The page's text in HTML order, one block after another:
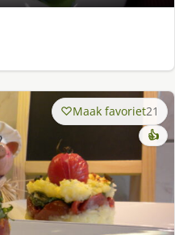
Maak favoriet21
👍